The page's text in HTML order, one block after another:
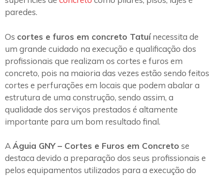
paredes.
Os cortes e furos em concreto Tatuínecessita de
um grande cuidado na execução e qualificação dos
profissionais que realizam os cortes e furos em
concreto, pois na maioria das vezes estão sendo feitos
cortes e perfurações em locais que podem abalar a
estrutura de uma construção, sendo assim, a
qualidade dos serviços prestados é altamente
importante para um bom resultado final.
AÁguia GNY – Cortes e Furos em Concreto se
destaca devido a preparação dos seus profissionais e
pelos equipamentos utilizados para a execução do